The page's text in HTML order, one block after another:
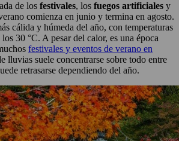
de los festivales, los fuegos artificiales y
comienza en junio y termina en agosto.
cálida y húmeda del año, con temperaturas
30 °C. A pesar del calor, es una época
festivales y eventos de verano en
lluvias suele concentrarse sobre todo entre
retrasarse dependiendo del año.